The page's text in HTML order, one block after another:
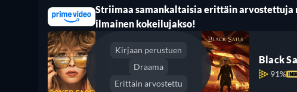
Striimaa samankaltaisia erittäin
ilmainen kokeilujakso!
Kirjaan perustuen
Draama
Erittäin arvostettu
Black
91%